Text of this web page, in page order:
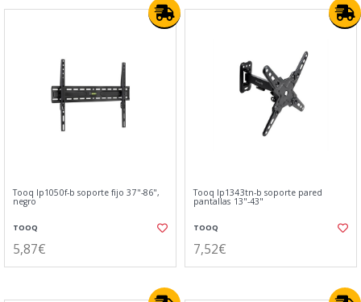
Tooq lp1050f-b soporte fijo 37"-86",
negro
TOOQ
5,87€
Tooq lp1343tn-b soporte pared
pantallas 13"-43"
TOOQ
7,52€